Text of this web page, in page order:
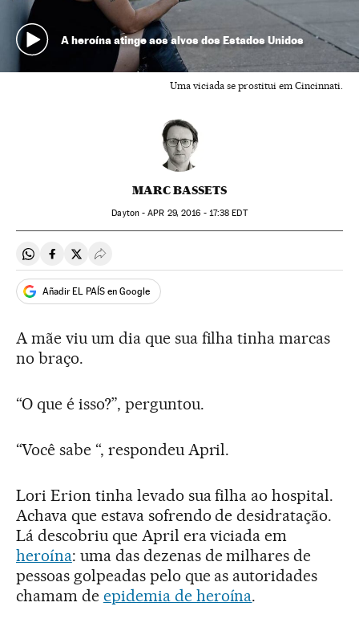
A heroína atinge aos alvos dos Estados Unidos
Uma viciada se prostitui em Cincinnati.
MARC BASSETS
Dayton -APR 29, 2016 - 17:38 EDT
Compartir en Whatsapp
Compartir en Facebook
Compartir en Twitter
Desplegar Redes Sociales
Añadir EL PAÍS en Google
A mãe viu um dia que sua filha tinha marcas
no braço.
“O que é isso?”, perguntou.
“Você sabe “, respondeu April.
Lori Erion tinha levado sua filha ao hospital.
Achava que estava sofrendo de desidratação.
Lá descobriu que April era viciada em
heroína: uma das dezenas de milhares de
pessoas golpeadas pelo que as autoridades
chamam de epidemia de heroína.